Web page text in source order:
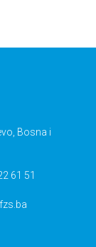
Bosna i
61 51